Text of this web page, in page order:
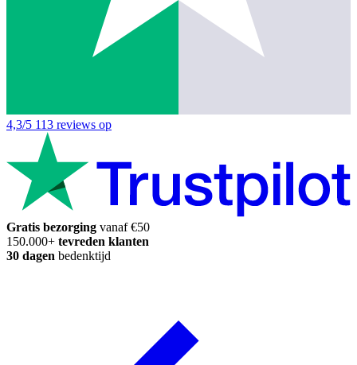
4,3/5 113 reviews op
Gratis bezorging vanaf €50
150.000+ tevreden klanten
30 dagen bedenktijd